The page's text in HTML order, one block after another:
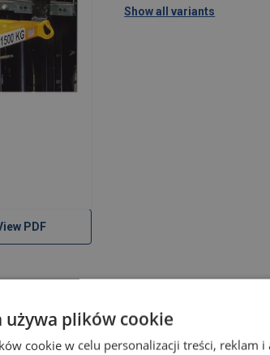
PDF
Show all variants
używa plików cookie
cookie w celu personalizacji treści, reklam